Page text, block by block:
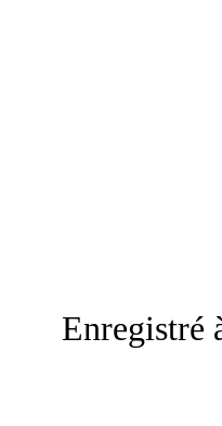
Enregistré